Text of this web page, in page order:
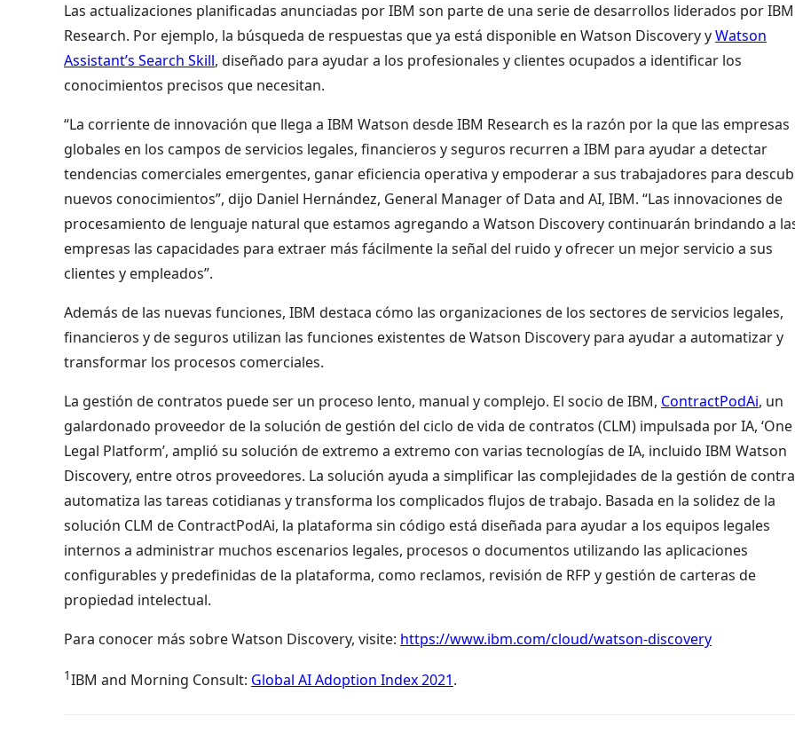
Las actualizaciones planificadas anunciadas por IBM son parte de una serie de desarrollos liderados por IBM
Research. Por ejemplo, la búsqueda de respuestas que ya está disponible en Watson Discovery yWatson
Assistant’s Search Skill, diseñado para ayudar a los profesionales y clientes ocupados a identificar los
conocimientos precisos que necesitan.
“La corriente de innovación que llega a IBM Watson desde IBM Research es la razón por la que las empresas
globales en los campos de servicios legales, financieros y seguros recurren a IBM para ayudar a detectar
tendencias comerciales emergentes, ganar eficiencia operativa y empoderar a sus trabajadores para
nuevos conocimientos”, dijo Daniel Hernández, General Manager of Data and AI, IBM. “Las innovaciones de
procesamiento de lenguaje natural que estamos agregando a Watson Discovery continuarán brindando a
empresas las capacidades para extraer más fácilmente la señal del ruido y ofrecer un mejor servicio a sus
clientes y empleados”.
Además de las nuevas funciones, IBM destaca cómo las organizaciones de los sectores de servicios legales,
financieros y de seguros utilizan las funciones existentes de Watson Discovery para ayudar a automatizar y
transformar los procesos comerciales.
La gestión de contratos puede ser un proceso lento, manual y complejo. El socio de IBM, ContractPodAi, un
galardonado proveedor de la solución de gestión del ciclo de vida de contratos (CLM) impulsada por IA, ‘One
Legal Platform’, amplió su solución de extremo a extremo con varias tecnologías de IA, incluido IBM Watson
Discovery, entre otros proveedores. La solución ayuda a simplificar las complejidades de la gestión de
automatiza las tareas cotidianas y transforma los complicados flujos de trabajo. Basada en la solidez de la
solución CLM de ContractPodAi, la plataforma sin código está diseñada para ayudar a los equipos legales
internos a administrar muchos escenarios legales, procesos o documentos utilizando las aplicaciones
configurables y predefinidas de la plataforma, como reclamos, revisión de RFP y gestión de carteras de
propiedad intelectual.
Para conocer más sobre Watson Discovery, visite: https://www.ibm.com/cloud/watson-discovery
1IBM and Morning Consult: Global AI Adoption Index 2021.